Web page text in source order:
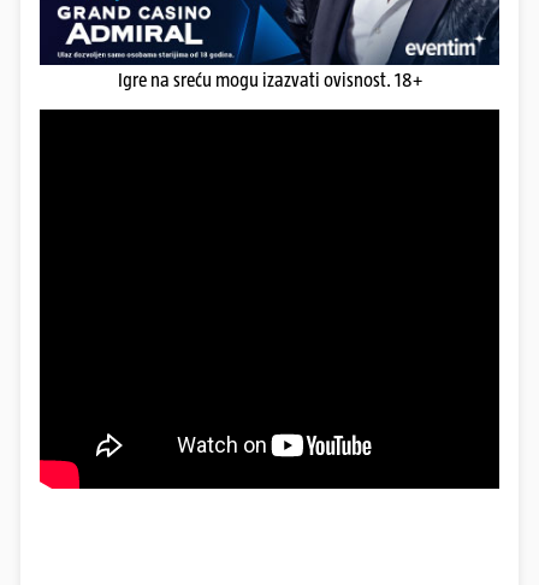
Igre na sreću mogu izazvati ovisnost. 18+